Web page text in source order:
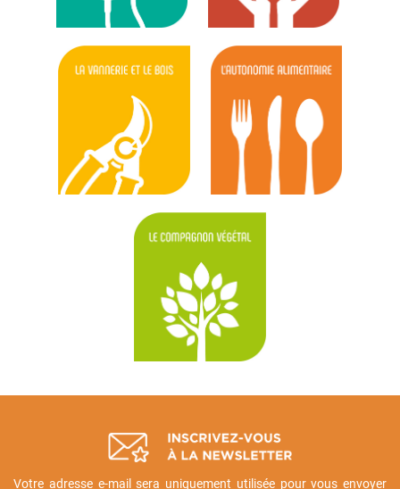
Votre adresse e-mail sera uniquement utilisée pour vous envoyer